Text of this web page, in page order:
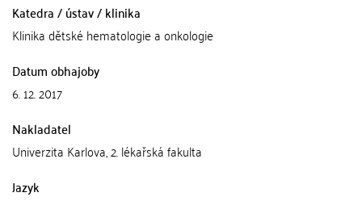
Katedra / ústav / klinika
Klinika dětské hematologie a onkologie
Datum obhajoby
6. 12. 2017
Nakladatel
Univerzita Karlova, 2. lékařská fakulta
Jazyk